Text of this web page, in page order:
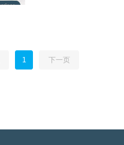
1 下一页